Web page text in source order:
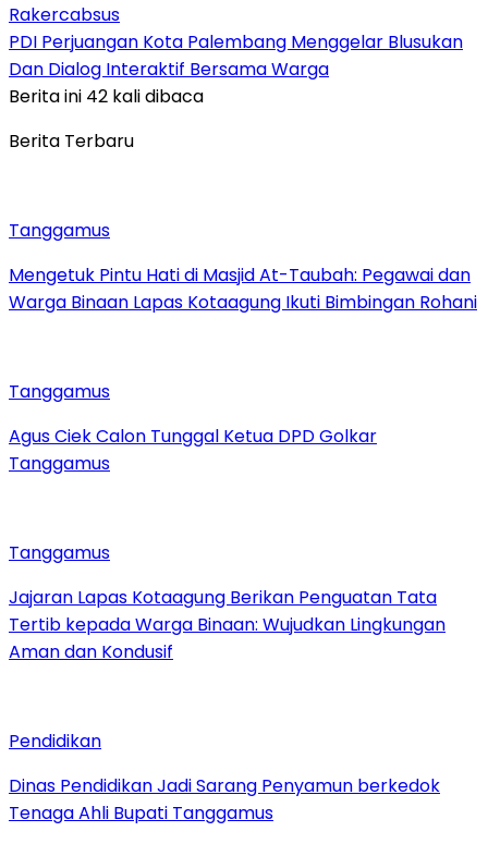
Rakercabsus
PDI Perjuangan Kota Palembang Menggelar Blusukan
Dan Dialog Interaktif Bersama Warga
Berita ini 42 kali dibaca
Berita Terbaru
Tanggamus
Mengetuk Pintu Hati di Masjid At-Taubah: Pegawai dan
Warga Binaan Lapas Kotaagung Ikuti Bimbingan Rohani
Tanggamus
Agus Ciek Calon Tunggal Ketua DPD Golkar
Tanggamus
Tanggamus
Jajaran Lapas Kotaagung Berikan Penguatan Tata
Tertib kepada Warga Binaan: Wujudkan Lingkungan
Aman dan Kondusif
Pendidikan
Dinas Pendidikan Jadi Sarang Penyamun berkedok
Tenaga Ahli Bupati Tanggamus